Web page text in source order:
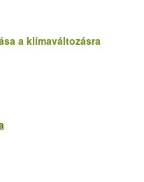
a klímaváltozásra